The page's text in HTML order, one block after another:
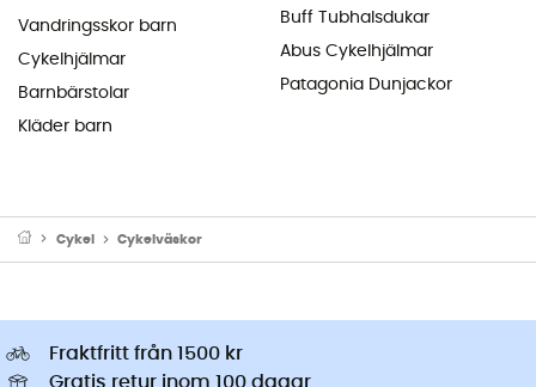
Vandringsskor barn
Cykelhjälmar
Barnbärstolar
Kläder barn
Buff Tubhalsdukar
Abus Cykelhjälmar
Patagonia Dunjackor
Cykel Cykelväskor
Fraktfritt från 1500 kr
Gratis retur inom 100 dagar